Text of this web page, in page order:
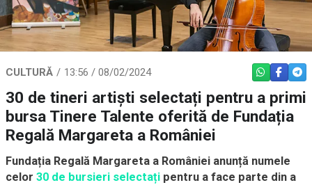
CULTURĂ 13:56 / 08/02/2024 WHATSAPP
30 de tineri artiști selectați pentru a primi
bursa Tinere Talente oferită de Fundația
Regală Margareta a României
Fundația Regală Margareta a României anunță numele
celor 30 de bursieri selectați pentru a face parte din a